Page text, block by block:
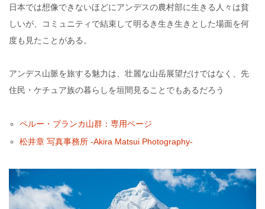
日本では想像できないほどにアンデスの農村部に生きる人々は貧
しいが、コミュニティで結束して明るき生き生きとした場面を何
度も見たことがある。
アンデス山脈を旅する魅力は、壮麗な山岳展望だけではなく、先
住民・ケチュア族の暮らしを垣間見ることでもあるだろう
ペルー・ブランカ山群：専用ページ
松井章 写真事務所 -Akira Matsui Photography-